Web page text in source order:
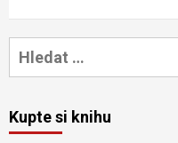
Vyhledávání
Kupte si knihu